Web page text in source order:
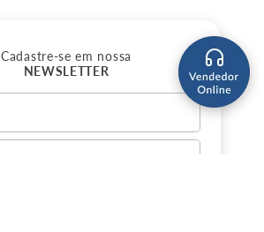
Cadastre-se em nossa
NEWSLETTER